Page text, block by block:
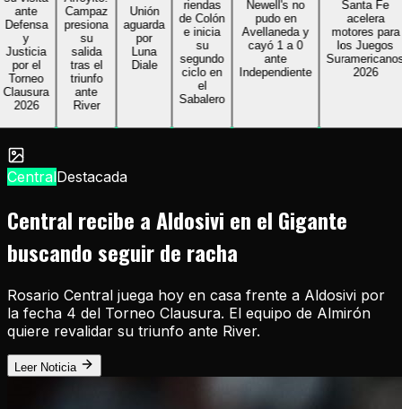
ante
el
Campaz
presiona
salida
tras el
triunfo
ante
River
Unión
aguarda
por
Luna
Diale
riendas
de Colón
e inicia
segundo
ciclo en
Sabalero
Newell's no
pudo en
Avellaneda y
cayó 1 a 0
ante
Independiente
Santa Fe
acelera
motores para
los Juegos
Suramericanos
2026
CentralDestacada
Central recibe a Aldosivi en el Gigante
buscando seguir de racha
Rosario Central juega hoy en casa frente a Aldosivi por
la fecha 4 del Torneo Clausura. El equipo de Almirón
quiere revalidar su triunfo ante River.
Leer Noticia